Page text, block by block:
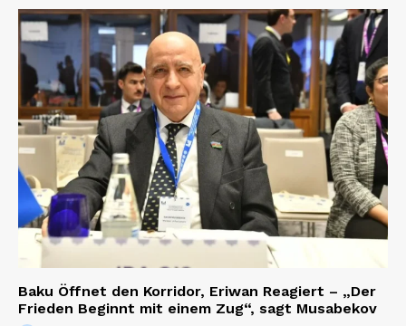
Baku Öffnet den Korridor, Eriwan Reagiert – „Der
Frieden Beginnt mit einem Zug“, sagt Musabekov